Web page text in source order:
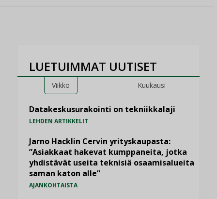
LUETUIMMAT UUTISET
Viikko Kuukausi
Datakeskusurakointi on tekniikkalaji
LEHDEN ARTIKKELIT
Jarno Hacklin Cervin yrityskaupasta:
”Asiakkaat hakevat kumppaneita, jotka
yhdistävät useita teknisiä osaamisalueita
saman katon alle”
AJANKOHTAISTA